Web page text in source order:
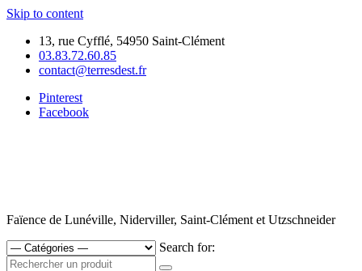
Skip to content
13, rue Cyfflé, 54950 Saint-Clément
03.83.72.60.85
contact@terresdest.fr
Pinterest
Facebook
Faïence de Lunéville, Niderviller, Saint-Clément et Utzschneider
Search for: